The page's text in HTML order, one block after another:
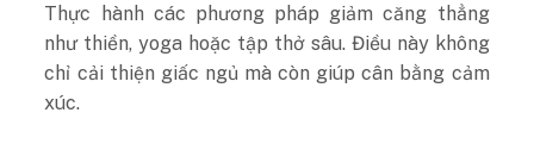
Thực hành các phương pháp giảm căng thẳng
như thiền, yoga hoặc tập thở sâu. Điều này không
chỉ cải thiện giấc ngủ mà còn giúp cân bằng cảm
xúc.